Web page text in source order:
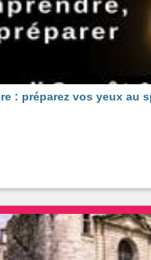
: préparez vos yeux au